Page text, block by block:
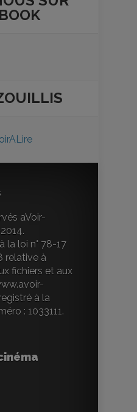
aVoir-
la loi n° 78-17
relative à
fichiers et aux
à la
: 1033111.